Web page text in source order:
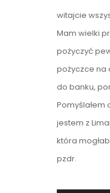
witajcie
Mam wielki
pożyczyć
pożyczce na
do banku,
jestem z
która
pzdr.